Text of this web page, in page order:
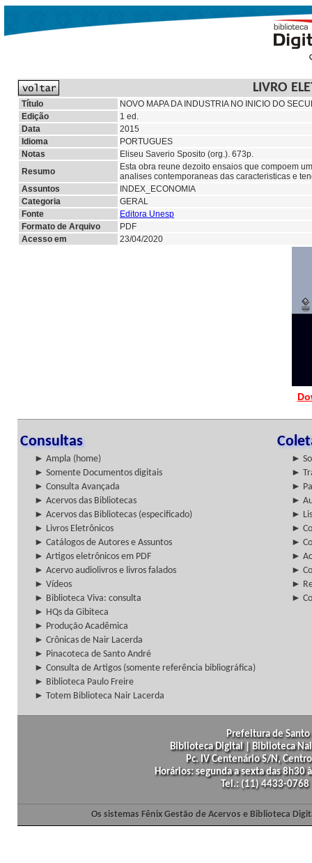
LIVRO
Título
NOVO MAPA DA INDUSTRIA NO INICIO DO
Edição
1 ed.
Data
2015
Idioma
PORTUGUES
Notas
Eliseu Saverio Sposito (org.). 673p.
Resumo
Esta obra reune dezoito ensaios que compoem
analises contemporaneas das caracteristicas e
Assuntos
INDEX_ECONOMIA
Categoria
GERAL
Fonte
Editora Unesp
Formato de Arquivo
PDF
Acesso em
23/04/2020
Consultas
► Ampla (home)
►
► Somente Documentos digitais
►
► Consulta Avançada
►
► Acervos das Bibliotecas
►
► Acervos das Bibliotecas (especificado)
►
► Livros Eletrônicos
►
► Catálogos de Autores e Assuntos
►
► Artigos eletrônicos em PDF
►
► Acervo audiolivros e livros falados
►
► Vídeos
►
► Biblioteca Viva: consulta
►
► HQs da Gibiteca
► Produção Acadêmica
► Crônicas de Nair Lacerda
► Pinacoteca de Santo André
► Consulta de Artigos (somente referência bibliográfica)
► Biblioteca Paulo Freire
► Totem Biblioteca Nair Lacerda
Prefeitura de
Biblioteca Digital | Biblioteca
Pc. IV Centenário S/N,
Horários: segunda a sexta das
Tel.: (11) 4433-
Os sistemas Fênix Gestão de Acervos e Biblioteca